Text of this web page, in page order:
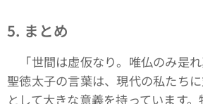
5. まとめ
「世間は虚仮なり。唯仏のみ是
聖徳太子の言葉は、現代の私たち
として大きな意義を持っています